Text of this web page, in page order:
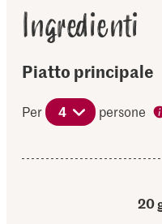
Ingredienti
Piatto principale
Per 4 persone
20